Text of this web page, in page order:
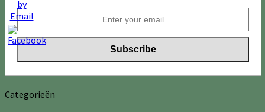
Categorieën